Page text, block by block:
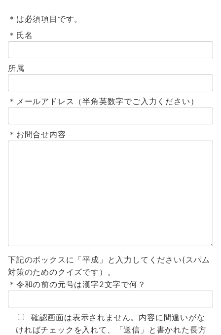
＊は必須項目です。
＊氏名
所属
＊メールアドレス（半角英数字でご入力ください）
＊お問合せ内容
下記のボックスに「平成」と入力してください(スパム
対策のためのクイズです）。
＊令和の前の元号は漢字2文字で何？
確認画面は表示されません。内容に間違いがな
ければチェックを入れて、「送信」と書かれた長方